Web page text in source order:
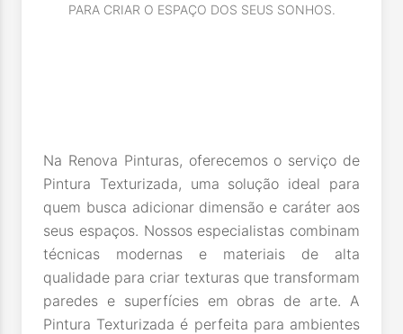
PARA CRIAR O ESPAÇO DOS SEUS SONHOS.
Na Renova Pinturas, oferecemos o serviço de
Pintura Texturizada, uma solução ideal para
quem busca adicionar dimensão e caráter aos
seus espaços. Nossos especialistas combinam
técnicas modernas e materiais de alta
qualidade para criar texturas que transformam
paredes e superfícies em obras de arte. A
Pintura Texturizada é perfeita para ambientes